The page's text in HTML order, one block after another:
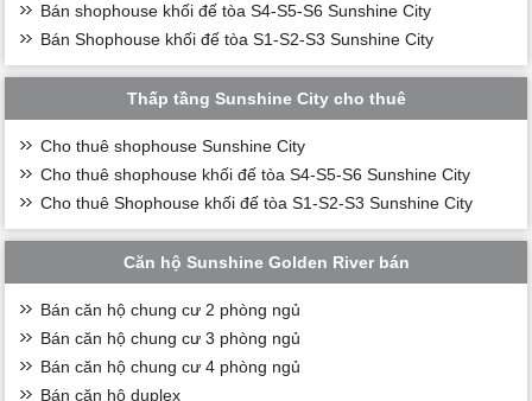
Bán shophouse khối đế tòa S4-S5-S6 Sunshine City
Bán Shophouse khối đế tòa S1-S2-S3 Sunshine City
Thấp tầng Sunshine City cho thuê
Cho thuê shophouse Sunshine City
Cho thuê shophouse khối đế tòa S4-S5-S6 Sunshine City
Cho thuê Shophouse khối đế tòa S1-S2-S3 Sunshine City
Căn hộ Sunshine Golden River bán
Bán căn hộ chung cư 2 phòng ngủ
Bán căn hộ chung cư 3 phòng ngủ
Bán căn hộ chung cư 4 phòng ngủ
Bán căn hộ duplex